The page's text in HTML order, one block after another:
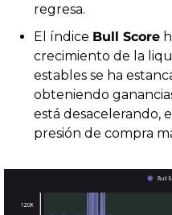
regresa.
El índice Bull Score
crecimiento de la
estables se ha
obteniendo
está desacelerando,
presión de compra